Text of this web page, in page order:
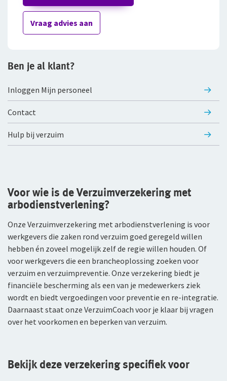
Voor je personeel
Verzuimverzekering
Anw-pensioen
Nabestaandenverzekering Collectief
Ongevallenverzekering Collectief
Voor jou als ondernemer
Nabestaandenverzekering Collectief voor
zelfstandig ondernemers
Reizen
Expat Pakket Individueel
Expat Pakket Collectief
Zakenreisverzekering Collectief
Vraag advies aan
Ben je al klant?
Inloggen Mijn personeel
Contact
Hulp bij verzuim
Voor wie is de Verzuimverzekering met
arbodienstverlening?
Onze Verzuimverzekering met arbodienstverlening is voor
werkgevers die zaken rond verzuim goed geregeld willen
hebben én zoveel mogelijk zelf de regie willen houden. Of
voor werkgevers die een brancheoplossing zoeken voor
verzuim en verzuimpreventie. Onze verzekering biedt je
financiële bescherming als een van je medewerkers ziek
wordt en biedt vergoedingen voor preventie en re-integratie.
Daarnaast staat onze VerzuimCoach voor je klaar bij vragen
over het voorkomen en beperken van verzuim.
Bekijk deze verzekering specifiek voor